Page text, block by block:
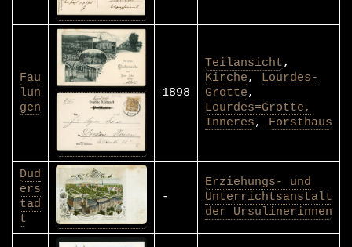
Fau
lun
gen
1898
Teilansicht,
Kirche, Lourdes-
Grotte,
Lourdes=Grotte,
Inneres, Forsthaus
Dud
ers
tad
t
-
Erziehungs- und
Unterrichtsanstalt
der Ursulinerinnen